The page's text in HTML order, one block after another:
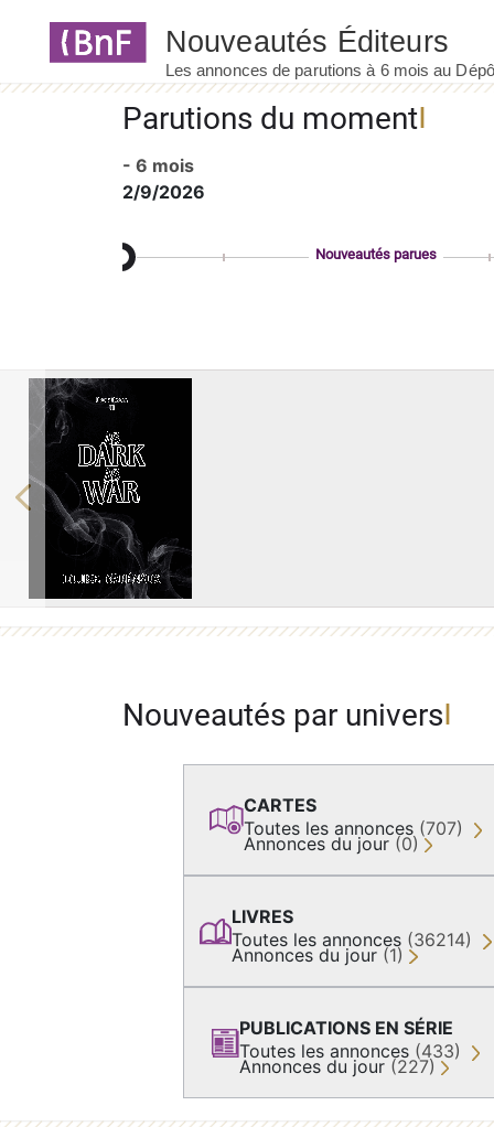
Parutions du moment
- 6 mois
2/9/2026
Nouveautés parues
Previous
Nouveautés par univers
CARTES
Toutes les annonces (707)
Annonces du jour (0)
LIVRES
Toutes les annonces (36214)
Annonces du jour (1)
PUBLICATIONS EN SÉRIE
Toutes les annonces (433)
Annonces du jour (227)